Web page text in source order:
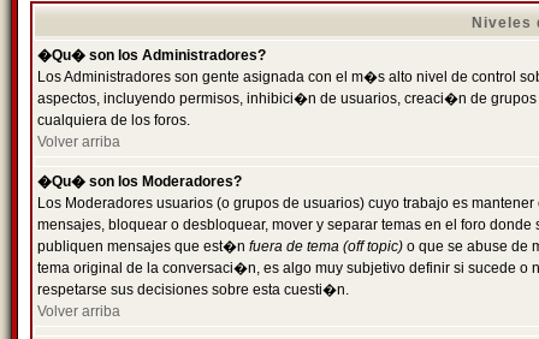
Niveles
�Qu� son los Administradores?
Los Administradores son gente asignada con el m�s alto nivel de control
aspectos, incluyendo permisos, inhibici�n de usuarios, creaci�n de
cualquiera de los foros.
Volver arriba
�Qu� son los Moderadores?
Los Moderadores usuarios (o grupos de usuarios) cuyo trabajo es
mensajes, bloquear o desbloquear, mover y separar temas en el foro
publiquen mensajes que est�n fuera de tema (off topic) o que se abuse de
tema original de la conversaci�n, es algo muy subjetivo definir si sucede
respetarse sus decisiones sobre esta cuesti�n.
Volver arriba